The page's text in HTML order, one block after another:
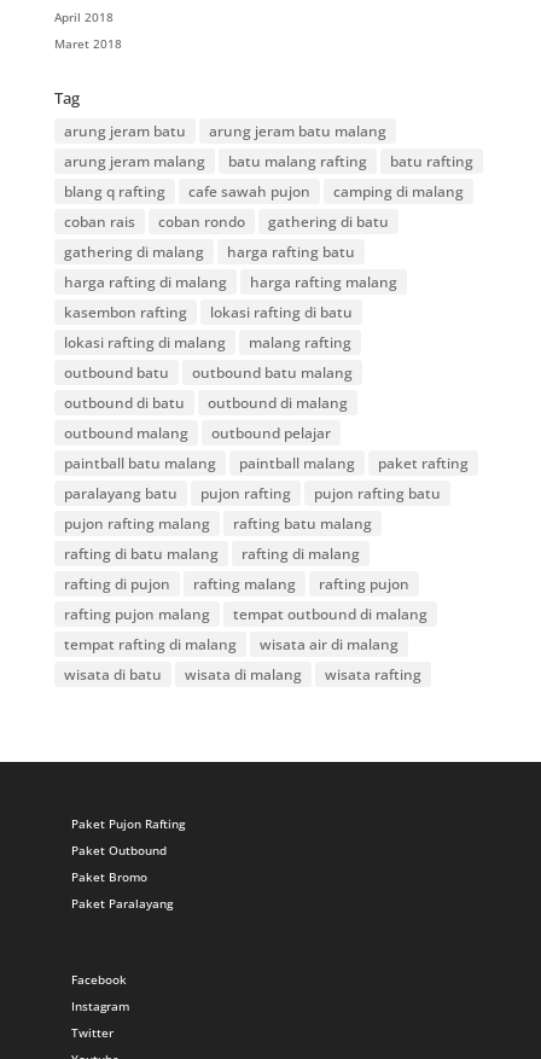
April 2018
Maret 2018
Tag
arung jeram batu
arung jeram batu malang
arung jeram malang
batu malang rafting
batu rafting
blang q rafting
cafe sawah pujon
camping di malang
coban rais
coban rondo
gathering di batu
gathering di malang
harga rafting batu
harga rafting di malang
harga rafting malang
kasembon rafting
lokasi rafting di batu
lokasi rafting di malang
malang rafting
outbound batu
outbound batu malang
outbound di batu
outbound di malang
outbound malang
outbound pelajar
paintball batu malang
paintball malang
paket rafting
paralayang batu
pujon rafting
pujon rafting batu
pujon rafting malang
rafting batu malang
rafting di batu malang
rafting di malang
rafting di pujon
rafting malang
rafting pujon
rafting pujon malang
tempat outbound di malang
tempat rafting di malang
wisata air di malang
wisata di batu
wisata di malang wisata rafting
Paket Pujon Rafting
Paket Outbound
Paket Bromo
Paket Paralayang
Facebook
Instagram
Twitter